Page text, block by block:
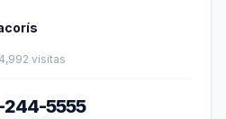
4,992 visitas
5555